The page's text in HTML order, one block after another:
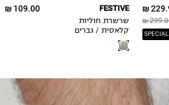
299.00
109.00 ₪ FESTIVE
שרשרת חוליות
קלאסית / גברים